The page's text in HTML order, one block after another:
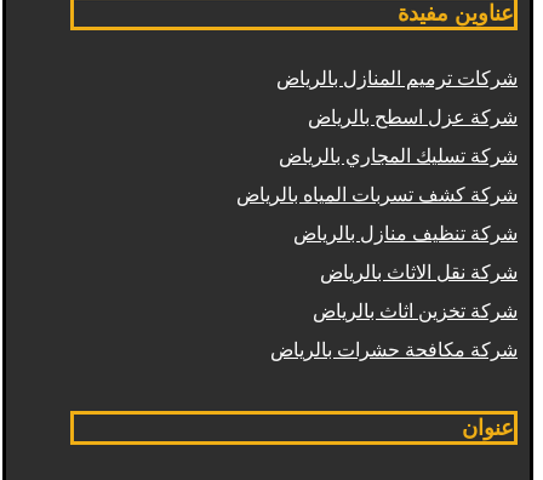
عناوين مفيدة
شركات ترميم المنازل بالرياض
شركة عزل اسطح بالرياض
شركة تسليك المجاري بالرياض
شركة كشف تسربات المياه بالرياض
شركة تنظيف منازل بالرياض
شركة نقل الاثاث بالرياض
شركة تخزين اثاث بالرياض
شركة مكافحة حشرات بالرياض
عنوان